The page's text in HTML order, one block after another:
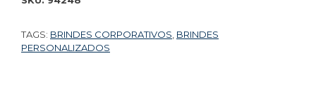
TAGS: BRINDES CORPORATIVOS BRINDES
PERSONALIZADOS